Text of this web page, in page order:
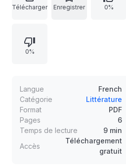
La visibilité politique de Boualam se
petite armée » dite « goum boualam
» avec des hommes des Béni-
mêlant défense des terres,
allégeances tribales, et recrutement
supplétif, tout en montrant les
ambiguïtés du terme « harki ».
Télécharger Enregistrer 0%
0%
Langue
French
Catégorie
Littérature
Format
PDF
Pages
6
Temps de lecture
9 min
Accès
Téléchargement
gratuit